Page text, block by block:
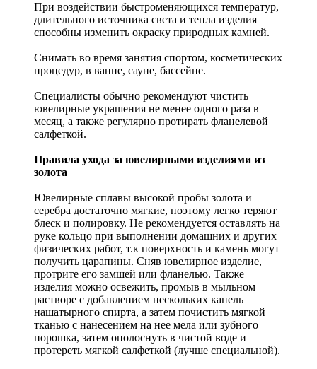
При воздействии быстроменяющихся температур,
длительного источника света и тепла изделия
способны изменить окраску природных камней.
Снимать во время занятия спортом, косметических
процедур, в ванне, сауне, бассейне.
Специалисты обычно рекомендуют чистить
ювелирные украшения не менее одного раза в
месяц, а также регулярно протирать фланелевой
салфеткой.
Правила ухода за ювелирными изделиями из
золота
Ювелирные сплавы высокой пробы золота и
серебра достаточно мягкие, поэтому легко теряют
блеск и полировку. Не рекомендуется оставлять на
руке кольцо при выполнении домашних и других
физических работ, т.к поверхность и камень могут
получить царапины. Сняв ювелирное изделие,
протрите его замшей или фланелью. Также
изделия можно освежить, промыв в мыльном
растворе с добавлением нескольких капель
нашатырного спирта, а затем почистить мягкой
тканью с нанесением на нее мела или зубного
порошка, затем ополоснуть в чистой воде и
протереть мягкой салфеткой (лучше специальной).